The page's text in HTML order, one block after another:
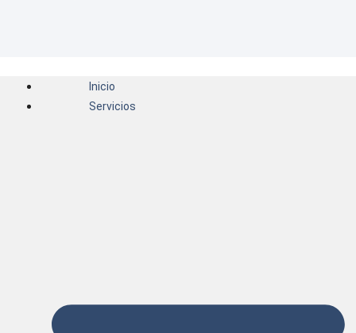
Inicio
Servicios